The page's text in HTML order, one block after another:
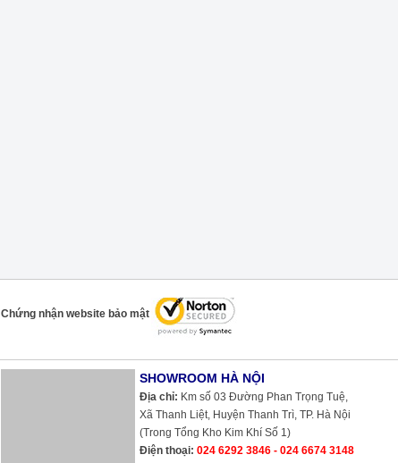
Chứng nhận website bảo mật
SHOWROOM HÀ NỘI
Địa chỉ: Km số 03 Đường Phan Trọng Tuệ,
Xã Thanh Liệt, Huyện Thanh Trì, TP. Hà Nội
(Trong Tổng Kho Kim Khí Số 1)
Điện thoại: 024 6292 3846 - 024 6674 3148